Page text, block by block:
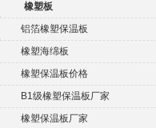
橡塑板
铝箔橡塑保温板
橡塑海绵板
橡塑保温板价格
B1级橡塑保温板厂家
橡塑保温板厂家